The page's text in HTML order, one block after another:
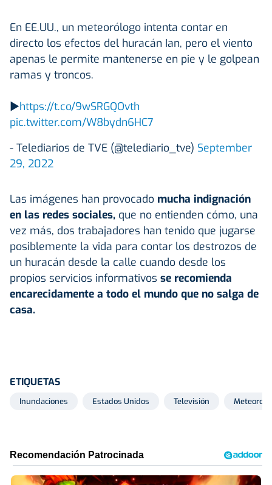
En EE.UU., un meteorólogo intenta contar en
directo los efectos del huracán Ian, pero el viento
apenas le permite mantenerse en pie y le golpean
ramas y troncos.
▶https://t.co/9wSRGQOvth
pic.twitter.com/W8bydn6HC7
- Telediarios de TVE (@telediario_tve) September
29, 2022
Las imágenes han provocado mucha indignación
en las redes sociales, que no entienden cómo, una
vez más, dos trabajadores han tenido que jugarse
posiblemente la vida para contar los destrozos de
un huracán desde la calle cuando desde los
propios servicios informativos se recomienda
encarecidamente a todo el mundo que no salga de
casa.
ETIQUETAS
Inundaciones Estados Unidos Televisión